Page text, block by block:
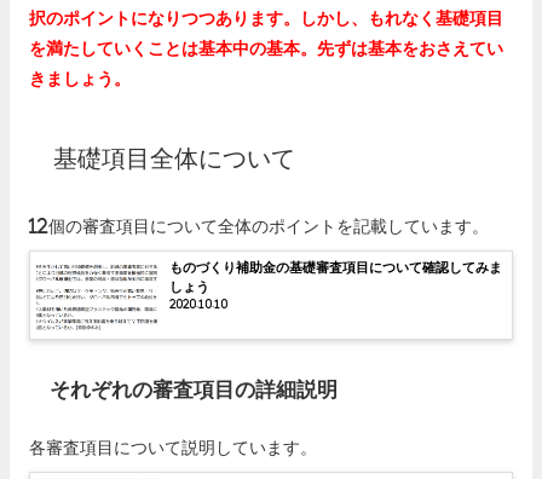
択のポイントになりつつあります。しかし、もれなく基礎項目
を満たしていくことは基本中の基本。先ずは基本をおさえてい
きましょう。
基礎項目全体について
12個の審査項目について全体のポイントを記載しています。
ものづくり補助金の基礎審査項目について確認してみま
しょう
2020.10.10
それぞれの審査項目の詳細説明
各審査項目について説明しています。